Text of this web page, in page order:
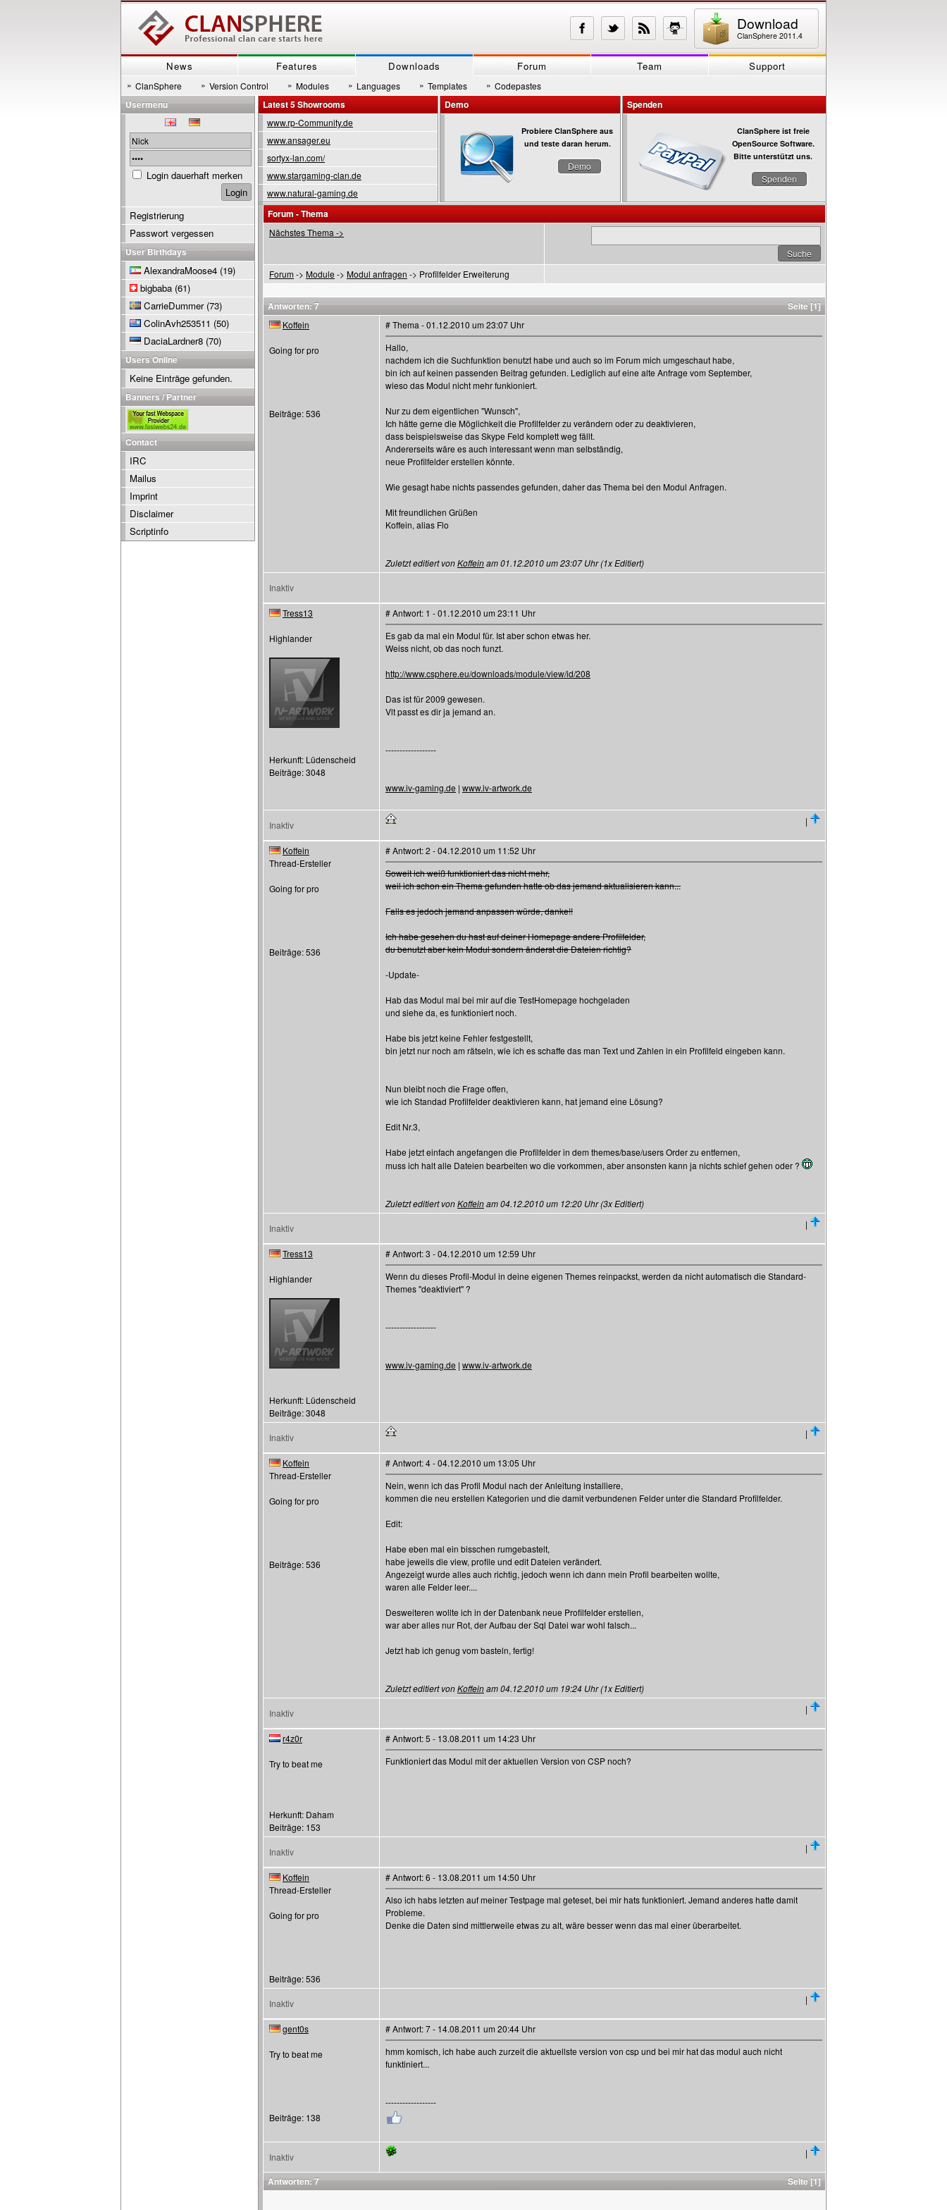
Download
ClanSphere 2011.4
News Features Downloads Forum Team Support
» ClanSphere » Version Control » Modules » Languages » Templates » Codepastes
Latest 5 Showrooms
www.rp-Community.de
www.ansager.eu
sortyx-lan.com/
www.stargaming-clan.de
www.natural-gaming.de
Demo
Probiere ClanSphere aus
und teste daran herum.
Demo
Spenden
ClanSphere ist freie
OpenSource Software.
Bitte unterstützt uns.
Spenden
Forum - Thema
Nächstes Thema ->
Forum-> Module -> Modul anfragen -> Profilfelder Erweiterung
Antworten: 7 Seite [1]
Koffein
Going for pro
Beiträge: 536
# Thema - 01.12.2010 um 23:07 Uhr
Hallo,
nachdem ich die Suchfunktion benutzt habe und auch so im Forum mich umgeschaut habe,
bin ich auf keinen passenden Beitrag gefunden. Lediglich auf eine alte Anfrage vom September,
wieso das Modul nicht mehr funkioniert.
Nur zu dem eigentlichen "Wunsch",
Ich hätte gerne die Möglichkeit die Profilfelder zu verändern oder zu deaktivieren,
dass beispielsweise das Skype Feld komplett weg fällt.
Andererseits wäre es auch interessant wenn man selbständig,
neue Profilfelder erstellen könnte.
Wie gesagt habe nichts passendes gefunden, daher das Thema bei den Modul Anfragen.
Mit freundlichen Grüßen
Koffein, alias Flo
Zuletzt editiert vonKoffeinam 01.12.2010 um 23:07 Uhr (1x Editiert)
Inaktiv
Tress13
Highlander
Herkunft: Lüdenscheid
Beiträge: 3048
# Antwort: 1 - 01.12.2010 um 23:11 Uhr
Es gab da mal ein Modul für. Ist aber schon etwas her.
Weiss nicht, ob das noch funzt.
http://www.csphere.eu/downloads/module/view/id/208
Das ist für 2009 gewesen.
Vlt passt es dir ja jemand an.
------------------
www.iv-gaming.de | www.iv-artwork.de
Inaktiv |
Koffein
Thread-Ersteller
Going for pro
Beiträge: 536
# Antwort: 2 - 04.12.2010 um 11:52 Uhr
Soweit ich weiß funktioniert das nicht mehr,
weil ich schon ein Thema gefunden hatte ob das jemand aktualisieren kann...
Falls es jedoch jemand anpassen würde, danke!!
Ich habe gesehen du hast auf deiner Homepage andere Profilfelder,
du benutzt aber kein Modul sondern änderst die Dateien richtig?
-Update-
Hab das Modul mal bei mir auf die TestHomepage hochgeladen
und siehe da, es funktioniert noch.
Habe bis jetzt keine Fehler festgestellt,
bin jetzt nur noch am rätseln, wie ich es schaffe das man Text und Zahlen in ein Profilfeld eingeben kann.
Nun bleibt noch die Frage offen,
wie ich Standad Profilfelder deaktivieren kann, hat jemand eine Lösung?
Edit Nr.3,
Habe jetzt einfach angefangen die Profilfelder in dem themes/base/users Order zu entfernen,
muss ich halt alle Dateien bearbeiten wo die vorkommen, aber ansonsten kann ja nichts schief gehen oder ?
Zuletzt editiert vonKoffeinam 04.12.2010 um 12:20 Uhr (3x Editiert)
Inaktiv |
Tress13
Highlander
Herkunft: Lüdenscheid
Beiträge: 3048
# Antwort: 3 - 04.12.2010 um 12:59 Uhr
Wenn du dieses Profil-Modul in deine eigenen Themes reinpackst, werden da nicht automatisch die Standard-
Themes "deaktiviert" ?
------------------
www.iv-gaming.de | www.iv-artwork.de
Inaktiv |
Koffein
Thread-Ersteller
Going for pro
Beiträge: 536
# Antwort: 4 - 04.12.2010 um 13:05 Uhr
Nein, wenn ich das Profil Modul nach der Anleitung installiere,
kommen die neu erstellen Kategorien und die damit verbundenen Felder unter die Standard Profilfelder.
Edit:
Habe eben mal ein bisschen rumgebastelt,
habe jeweils die view, profile und edit Dateien verändert.
Angezeigt wurde alles auch richtig, jedoch wenn ich dann mein Profil bearbeiten wollte,
waren alle Felder leer....
Desweiteren wollte ich in der Datenbank neue Profilfelder erstellen,
war aber alles nur Rot, der Aufbau der Sql Datei war wohl falsch...
Jetzt hab ich genug vom basteln, fertig!
Zuletzt editiert vonKoffeinam 04.12.2010 um 19:24 Uhr (1x Editiert)
Inaktiv |
r4z0r
Try to beat me
Herkunft: Daham
Beiträge: 153
# Antwort: 5 - 13.08.2011 um 14:23 Uhr
Funktioniert das Modul mit der aktuellen Version von CSP noch?
Inaktiv |
Koffein
Thread-Ersteller
Going for pro
Beiträge: 536
# Antwort: 6 - 13.08.2011 um 14:50 Uhr
Also ich habs letzten auf meiner Testpage mal geteset, bei mir hats funktioniert. Jemand anderes hatte damit
Probleme.
Denke die Daten sind mittlerweile etwas zu alt, wäre besser wenn das mal einer überarbeitet.
Inaktiv |
gent0s
Try to beat me
Beiträge: 138
# Antwort: 7 - 14.08.2011 um 20:44 Uhr
hmm komisch, ich habe auch zurzeit die aktuellste version von csp und bei mir hat das modul auch nicht
funktiniert...
------------------
Inaktiv |
Antworten: 7 Seite [1]
Usermenu
Login dauerhaft merken
Registrierung
Passwort vergessen
User Birthdays
AlexandraMoose4 (19)
bigbaba (61)
CarrieDummer(73)
ColinAvh253511 (50)
DaciaLardner8 (70)
Users Online
Keine Einträge gefunden.
Banners / Partner
Contact
IRC
Mailus
Imprint
Disclaimer
Scriptinfo